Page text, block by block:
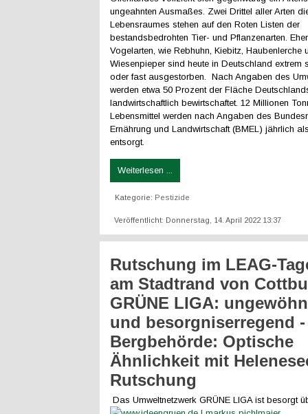
ungeahnten Ausmaßes. Zwei Drittel aller Arten
Lebensraumes stehen auf den Roten Listen der
bestandsbedrohten Tier- und Pflanzenarten.
Vogelarten, wie Rebhuhn, Kiebitz, Haubenlerche
Wiesenpieper sind heute in Deutschland extrem
oder fast ausgestorben. Nach Angaben des
werden etwa 50 Prozent der Fläche
landwirtschaftlich bewirtschaftet. 12 Millionen
Lebensmittel werden nach Angaben des
Ernährung und Landwirtschaft (BMEL) jährlich
entsorgt.
Weiterlesen ...
Kategorie: Pestizide
Veröffentlicht: Donnerstag, 14. April 2022 13:37
Rutschung im LEAG-
am Stadtrand von
GRÜNE LIGA:
und besorgniserregend -
Bergbehörde: Optische
Ähnlichkeit mit
Rutschung
Das Umweltnetzwerk GRÜNE LIGA ist besorgt